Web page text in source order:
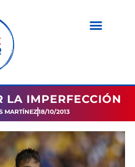
LA IMPERFECCIÓN
MARTÍNEZ18/10/2013